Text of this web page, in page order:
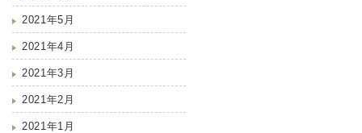
2021年5月
2021年4月
2021年3月
2021年2月
2021年1月